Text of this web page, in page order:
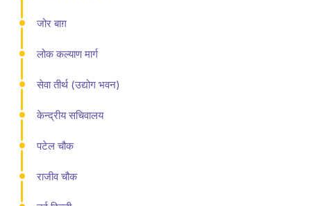
जोर बाग़
लोक कल्याण मार्ग
सेवा तीर्थ (उद्योग भवन)
केन्द्रीय सचिवालय
पटेल चौक
राजीव चौक